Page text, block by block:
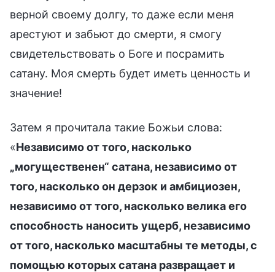
верной своему долгу, то даже если меня
арестуют и забьют до смерти, я смогу
свидетельствовать о Боге и посрамить
сатану. Моя смерть будет иметь ценность и
значение!
Затем я прочитала такие Божьи слова:
«Независимо от того, насколько
„могущественен“ сатана, независимо от
того, насколько он дерзок и амбициозен,
независимо от того, насколько велика его
способность наносить ущерб, независимо
от того, насколько масштабны те методы, с
помощью которых сатана развращает и